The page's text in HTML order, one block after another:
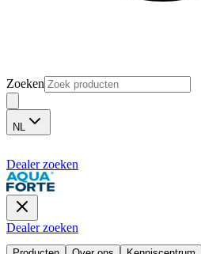
Zoeken
NL
Dealer zoeken
Dealer zoeken